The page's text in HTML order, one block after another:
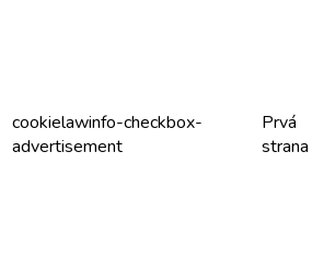
cookielawinfo-checkbox-
advertisement
Prvá
strana